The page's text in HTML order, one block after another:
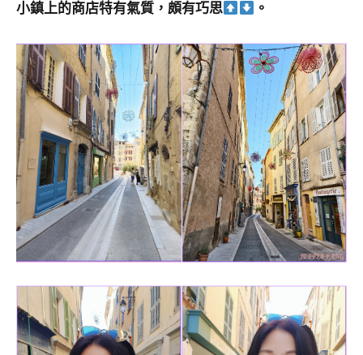
小鎮上的商店特有氣質，頗有巧思
。